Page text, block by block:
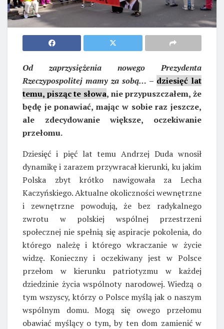
Od zaprzysiężenia nowego Prezydenta
Rzeczypospolitej mamy za sobą… – dziesięć lat
temu, pisząc te słowa, nie przypuszczałem, że
będę je ponawiać, mając w sobie raz jeszcze,
ale zdecydowanie większe, oczekiwanie
przełomu.
Dziesięć i pięć lat temu Andrzej Duda wnosił
dynamikę i zarazem przywracał kierunki, ku jakim
Polska zbyt krótko nawigowała za Lecha
Kaczyńskiego. Aktualne okoliczności wewnętrzne
i zewnętrzne powodują, że bez radykalnego
zwrotu w polskiej wspólnej przestrzeni
społecznej nie spełnią się aspiracje pokolenia, do
którego należę i którego wkraczanie w życie
widzę. Konieczny i oczekiwany jest w Polsce
przełom w kierunku patriotyzmu w każdej
dziedzinie życia wspólnoty narodowej. Wiedzą o
tym wszyscy, którzy o Polsce myślą jak o naszym
wspólnym domu. Mogą się owego przełomu
obawiać myślący o tym, by ten dom zamienić w